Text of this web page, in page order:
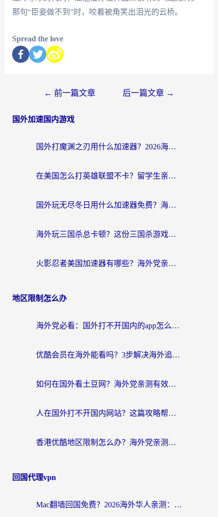
那句“臣妾做不到”时，咬着被角笑出泪光的云桥。
Spread the love
← 前一篇文章 后一篇文章 →
国外加速国内游戏
国外打魔渊之刃用什么加速器？2026海外玩家国服游戏加速全攻略（附闪耀暖暖&复苏的魔女避坑指南）
在美国怎么打英雄联盟不卡？留学生亲测的国服游戏加速全攻略
国外玩无尽冬日用什么加速器免费？海外党国服游戏加速避坑指南
海外玩三国杀总卡顿？这份三国杀游戏加速器指南帮你告别延迟烦恼
火影忍者美国加速器有哪些？海外党亲测的国服游戏加速全攻略（含菲律宾玩三国之刃守望黎明技巧）
地区限制怎么办
海外党必看：国外打不开国内的app怎么办？3步解决你的乡愁
优酷会员在海外能看吗？3步解决海外追剧难题，附实测好用加速器推荐
如何在国外看土豆网？海外党亲测有效的追剧加速器选择指南
人在国外打不开国内网站？这篇攻略帮你无缝解锁国内资源（附交管12123使用技巧）
香港优酷地区限制怎么办？海外党亲测有效的追剧解决方案
回国代理vpn
Mac翻墙回国免费？2026海外华人亲测：从CCTV5直播到国内APP，这样选加速器才靠谱